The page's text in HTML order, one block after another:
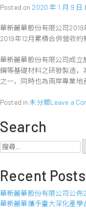
Posted on 2020 年 1 月 9 日
華新麗華股份有限公司2019
2019年12月累積合併營收約
華新麗華股份有限公司成立
鋼等基礎材料之研發製造，
之一，同時也為兩岸專業地
Posted in未分類Leave a
Search
搜
鍵
Recent Posts
華新麗華股份有限公司公佈
華新麗華攜手臺大深化產學